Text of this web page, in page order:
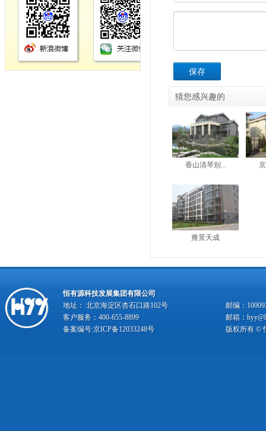
保存
猜您感兴趣的
香山清琴别...
雍景天成
恒有源科技发展集团有限公司
地址： 北京海淀区杏石口路102号
邮编：
客户服务：400-655-8899
邮箱：
备案编号:京ICP备12033248号 版权所有 ©